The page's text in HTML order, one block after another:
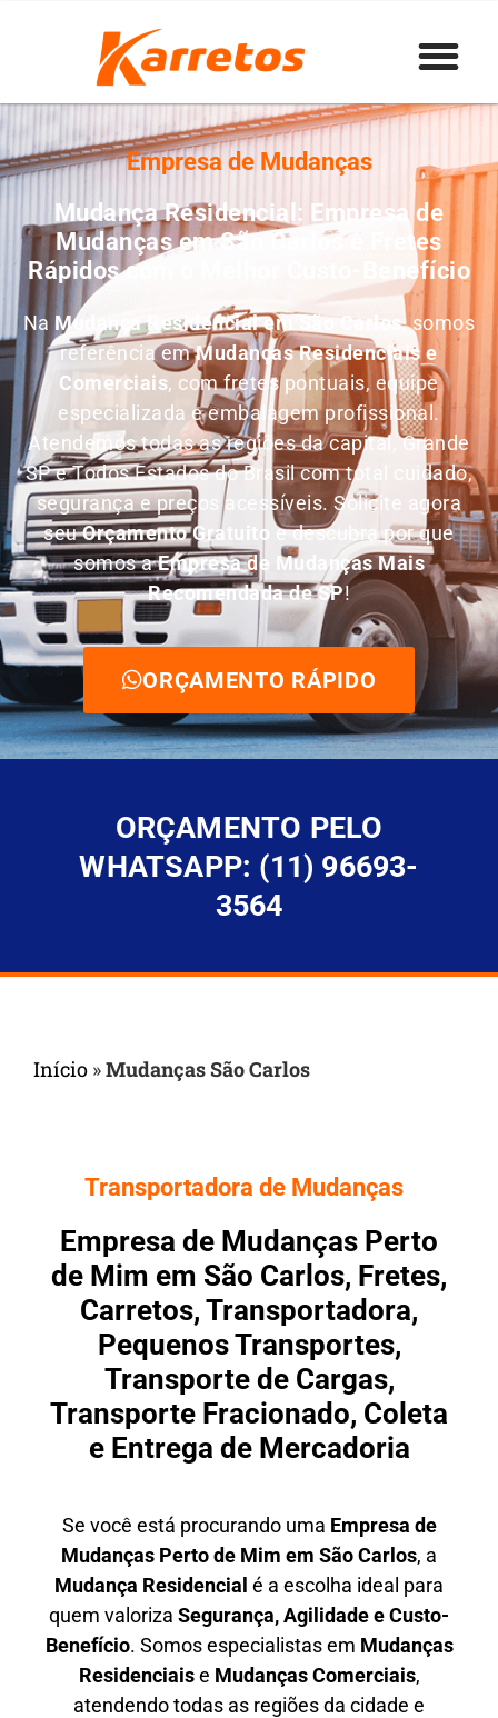
Empresa de Mudanças
Mudança Residencial: Empresa de
Mudanças em São Carlos e Fretes
Rápidos com o Melhor Custo-Benefício
NaMudança Residencial em São Carlos, somos
referência emMudanças Residenciais e
Comerciais, com fretes pontuais, equipe
especializada e embalagem profissional.
Atendemos todas as regiões da capital, Grande
SP e Todos Estados do Brasil com total cuidado,
segurança e preços acessíveis. Solicite agora
seuOrçamento Gratuito e descubra por que
somos aEmpresa de Mudanças Mais
Recomendada de SP!
ORÇAMENTO RÁPIDO
ORÇAMENTO PELO
WHATSAPP: (11) 96693-
3564
Início »Mudanças São Carlos
Transportadora de Mudanças
Empresa de Mudanças Perto
de Mim em São Carlos, Fretes,
Carretos, Transportadora,
Pequenos Transportes,
Transporte de Cargas,
Transporte Fracionado, Coleta
e Entrega de Mercadoria
Se você está procurando uma Empresa de
Mudanças Perto de Mim em São Carlos, a
Mudança Residencial é a escolha ideal para
quem valoriza Segurança, Agilidade e Custo-
Benefício. Somos especialistas em Mudanças
Residenciaise Mudanças Comerciais,
atendendo todas as regiões da cidade e